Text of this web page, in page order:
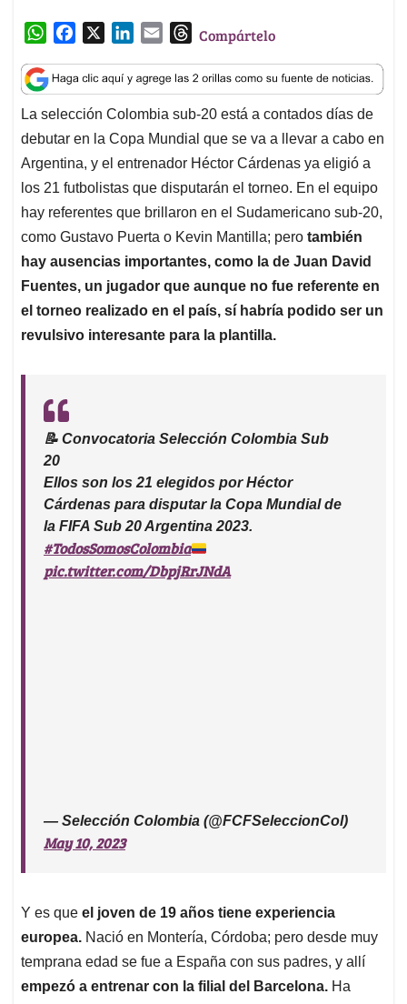
W
a
t
s
A
p
p
c
e
b
o
o
k
n
k
e
d
I
n
a
i
l
T
r
e
a
d
s
Compártelo
La selección Colombia sub-20 está a contados días de
debutar en la Copa Mundial que se va a llevar a cabo en
Argentina, y el entrenador Héctor Cárdenas ya eligió a
los 21 futbolistas que disputarán el torneo. En el equipo
hay referentes que brillaron en el Sudamericano sub-20,
como Gustavo Puerta o Kevin Mantilla; pero también
hay ausencias importantes, como la de Juan David
Fuentes, un jugador que aunque no fue referente en
el torneo realizado en el país, sí habría podido ser un
revulsivo interesante para la plantilla.
📝 Convocatoria Selección Colombia Sub
20
Ellos son los 21 elegidos por Héctor
Cárdenas para disputar la Copa Mundial de
la FIFA Sub 20 Argentina 2023.
#TodosSomosColombia
pic.twitter.com/DbpjRrJNdA
— Selección Colombia (@FCFSeleccionCol)
May 10, 2023
Y es que el joven de 19 años tiene experiencia
europea. Nació en Montería, Córdoba; pero desde muy
temprana edad se fue a España con sus padres, y allí
empezó a entrenar con la filial del Barcelona. Ha